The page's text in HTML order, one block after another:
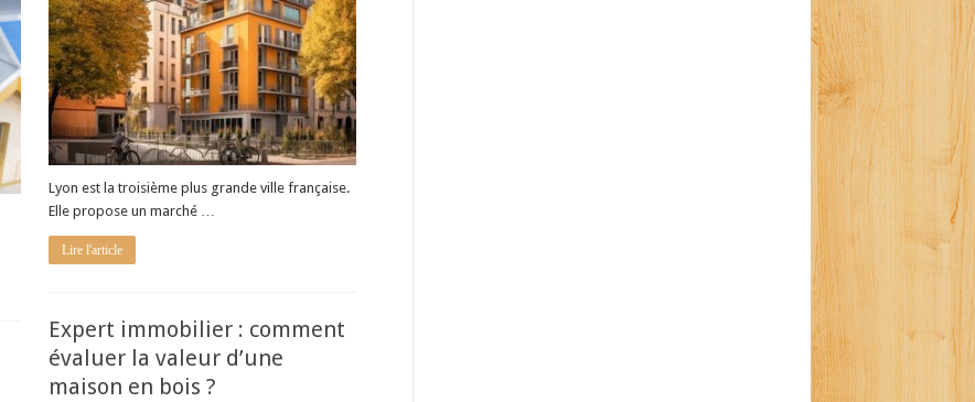
Lyon est la troisième plus grande ville française.
Elle propose un marché …
Lire l'article
Expert immobilier : comment
évaluer la valeur d’une
maison en bois ?